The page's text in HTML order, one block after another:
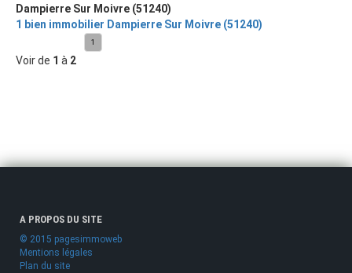
Dampierre Sur Moivre (51240)
1 bien immobilier Dampierre Sur Moivre (51240)
Voir de 1 à 2
1
A PROPOS DU SITE
© 2015 pagesimmoweb
Mentions légales
Plan du site